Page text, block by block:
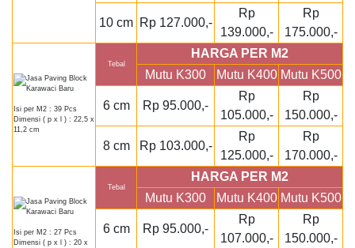
10 cm Rp 127.000,-
Rp
139.000,-
Rp
175.000,-
Isi per M2 : 39 Pcs
Dimensi ( p x l ) : 22,5 x
11,2 cm
Tebal
HARGA PER M2
Mutu K300
Mutu K400 Mutu K500
6 cm Rp 95.000,-
Rp
105.000,-
Rp
150.000,-
8 cm Rp 103.000,-
Rp
125.000,-
Rp
170.000,-
Isi per M2 : 27 Pcs
Dimensi ( p x l ) : 20 x
Tebal
HARGA PER M2
Mutu K300
Mutu K400 Mutu K500
6 cm Rp 95.000,-
Rp
107.000,-
Rp
150.000,-